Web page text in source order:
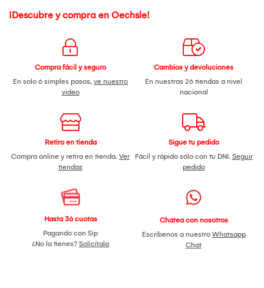
¡Descubre y compra en Oechsle!
Compra fácil y seguro
En solo 6 simples pasos, ve nuestro
video
Cambios y devoluciones
En nuestras 26 tiendas a nivel
nacional
Retiro en tienda
Compra online y retira en tienda. Ver
tiendas
Sigue tu pedido
Fácil y rápido sólo con tu DNI. Seguir
pedido
Hasta 36 cuotas
Pagando con Sip
¿No la tienes? Solicítala
Chatea con nosotros
Escríbenos a nuestro Whatsapp
Chat